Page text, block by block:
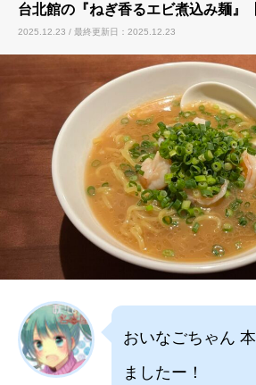
台北館の『ねぎ香るエビ煮込み麺』
2025.12.23 / 最終更新日：2025.12.23
おいなごちゃん
ましたー！